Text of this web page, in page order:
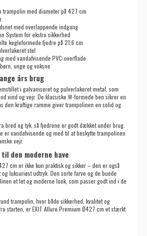
trampolin med diameter på 427 cm
med overlappende indgang
System for ekstra sikkerhed
kegleformede fjedre på 21,6 cm
stel
med vandafvisende PVC-overflade
unge og voksne
års brug
i galvaniseret og pulverlakeret metal, som
vind og vejr. De klassiske W-formede ben sikrer en
den kraftige ramme giver trampolinen en solid og
bred og tyk, så fjedrene er godt dækket under brug.
er vandafvisende og med til at beskytte trampolinen
vejr.
den moderne have
cm er ikke kun praktisk og sikker – den er også
luksuriøst udtryk. Den sorte farve og de buede
et let og moderne look, som passer godt ind i de
trampolin, hvor både sikkerhed, kvalitet og
starten, er EXIT Allure Premium Ø427 cm et stærkt